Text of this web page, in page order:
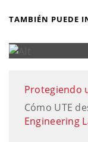
TAMBIÉN PUEDE
Protegiendo
Cómo UTE
Engineering